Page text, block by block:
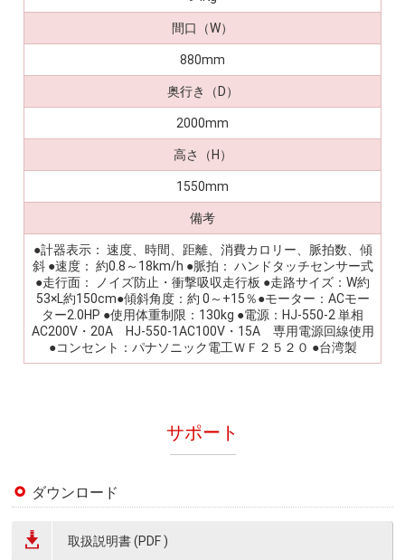
間口（W）
880mm
奥行き（D）
2000mm
高さ（H）
1550mm
備考
●計器表示： 速度、時間、距離、消費カロリー、脈拍数、傾
斜 ●速度： 約0.8～18km/h ●脈拍： ハンドタッチセンサー式
●走行面： ノイズ防止・衝撃吸収走行板 ●走路サイズ：W約
53×L約150cm●傾斜角度：約 0～+15％●モーター：ACモー
ター2.0HP ●使用体重制限：130kg ●電源：HJ-550-2 単相
AC200V・20A HJ-550-1AC100V・15A 専用電源回線使用
●コンセント：パナソニック電工ＷＦ２５２０ ●台湾製
サポート
ダウンロード
取扱説明書 (PDF )